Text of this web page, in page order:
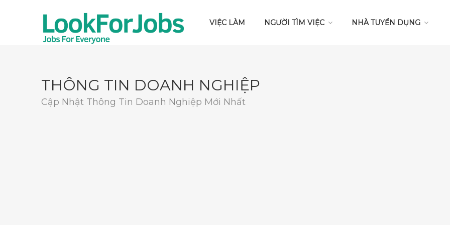
VIỆC LÀM NGƯỜI TÌM VIỆC NHÀ TUYỂN DỤNG
THÔNG TIN DOANH NGHIỆP
Cập Nhật Thông Tin Doanh Nghiệp Mới Nhất